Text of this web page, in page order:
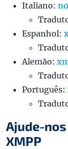
Italiano:
Espanhol:
Alemão:
Português:
Ajude-
XMPP